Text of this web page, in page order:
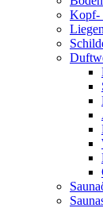
Kopf-